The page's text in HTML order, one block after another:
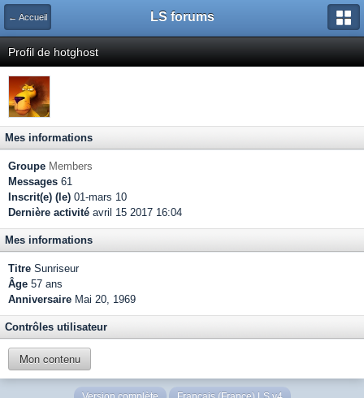
← Accueil LS forums
Profil de hotghost
Mes informations
Groupe Members
Messages 61
Inscrit(e) (le) 01-mars 10
Dernière activité avril 15 2017 16:04
Mes informations
Titre Sunriseur
Âge 57 ans
Anniversaire Mai 20, 1969
Contrôles utilisateur
Mon contenu